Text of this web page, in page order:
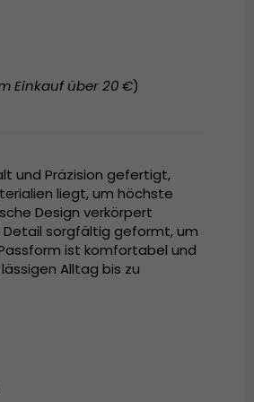
Einkauf über 20 €)
und Präzision gefertigt,
liegt, um höchste
Design verkörpert
Detail sorgfältig geformt, um
ist komfortabel und
Alltag bis zu